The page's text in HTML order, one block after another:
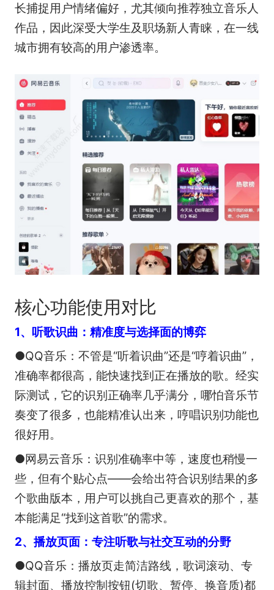
长捕捉用户情绪偏好，尤其倾向推荐独立音乐人
作品，因此深受大学生及职场新人青睐，在一线
城市拥有较高的用户渗透率。
核心功能使用对比
1、听歌识曲：精准度与选择面的博弈
●QQ音乐：不管是“听着识曲”还是“哼着识曲”，
准确率都很高，能快速找到正在播放的歌。经实
际测试，它的识别正确率几乎满分，哪怕音乐节
奏变了很多，也能精准认出来，哼唱识别功能也
很好用。
●网易云音乐：识别准确率中等，速度也稍慢一
些，但有个贴心点——会给出符合识别结果的多
个歌曲版本，用户可以挑自己更喜欢的那个，基
本能满足“找到这首歌”的需求。
2、播放页面：专注听歌与社交互动的分野
●QQ音乐：播放页走简洁路线，歌词滚动、专
辑封面、播放控制按钮(切歌、暂停、换音质)都